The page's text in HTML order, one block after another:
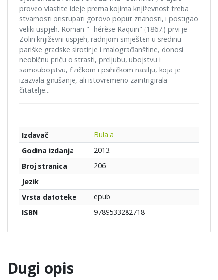
proveo vlastite ideje prema kojima književnost treba
stvarnosti pristupati gotovo poput znanosti, i postigao
veliki uspjeh. Roman "Thérèse Raquin" (1867.) prvi je
Zolin književni uspjeh, radnjom smješten u sredinu
pariške gradske sirotinje i malograđanštine, donosi
neobičnu priču o strasti, preljubu, ubojstvu i
samoubojstvu, fizičkom i psihičkom nasilju, koja je
izazvala gnušanje, ali istovremeno zaintrigirala
čitatelje...
Izdavač
Bulaja
Godina izdanja
2013.
Broj stranica
206
Jezik
Vrsta datoteke
epub
ISBN
9789533282718
Dugi opis